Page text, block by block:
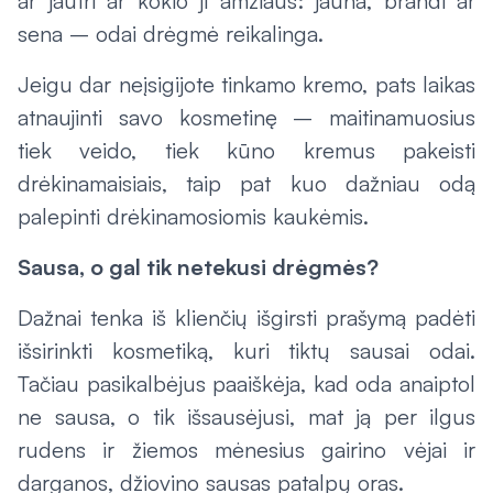
sena – odai drėgmė reikalinga.
Jeigu dar neįsigijote tinkamo kremo, pats laikas
atnaujinti savo kosmetinę – maitinamuosius
tiek veido, tiek kūno kremus pakeisti
drėkinamaisiais, taip pat kuo dažniau odą
palepinti drėkinamosiomis kaukėmis.
Sausa, o gal tik netekusi drėgmės?
Dažnai tenka iš klienčių išgirsti prašymą padėti
išsirinkti kosmetiką, kuri tiktų sausai odai.
Tačiau pasikalbėjus paaiškėja, kad oda anaiptol
ne sausa, o tik išsausėjusi, mat ją per ilgus
rudens ir žiemos mėnesius gairino vėjai ir
darganos, džiovino sausas patalpų oras.